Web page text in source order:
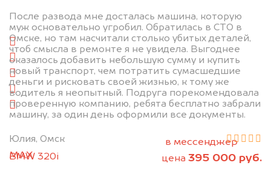
После развода мне досталась машина, которую
муж основательно угробил. Обратилась в СТО в
Омске, но там насчитали столько убитых деталей,
чтоб смысла в ремонте я не увидела. Выгоднее
оказалось добавить небольшую сумму и купить
новый транспорт, чем потратить сумасшедшие
деньги и рисковать своей жизнью, к тому же
водитель я неопытный. Подруга порекомендовала
проверенную компанию, ребята бесплатно забрали
машину, за один день оформили все документы.
Юлия, Омск
BMW 320i
цена 395 000 руб.
1. Сфотографируйте машину:
спереди
сзади
слева
справа
салон
+79584983298 по WhatsApp*, в мессенджер
MAXили на электронную почту